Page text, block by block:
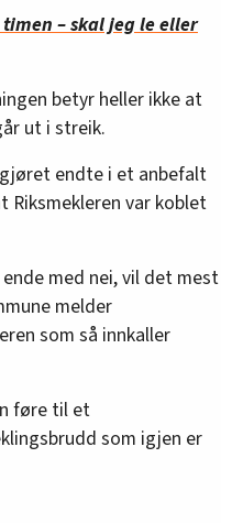
– skal jeg le eller
betyr heller ikke at
ut i streik.
endte i et anbefalt
var koblet
med nei, vil det mest
melder
som så innkaller
føre til et
som igjen er